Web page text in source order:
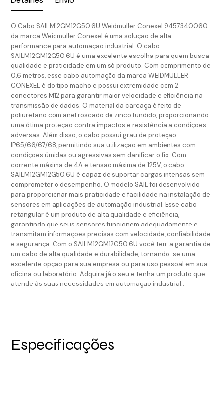
O Cabo SAILM12GM12G50.6U Weidmuller Conexel 9457340060
da marca Weidmuller Conexel é uma solução de alta
performance para automação industrial. O cabo
SAILM12GM12G50.6U é uma excelente escolha para quem busca
qualidade e praticidade em um só produto. Com comprimento de
0,6 metros, esse cabo automação da marca WEIDMULLER
CONEXEL é do tipo macho e possui extremidade com 2
conectores M12 para garantir maior velocidade e eficiência na
transmissão de dados. O material da carcaça é feito de
poliuretano com anel roscado de zinco fundido, proporcionando
uma ótima proteção contra impactos e resistência a condições
adversas. Além disso, o cabo possui grau de proteção
IP65/66/67/68, permitindo sua utilização em ambientes com
condições úmidas ou agressivas sem danificar o fio. Com
corrente máxima de 4A e tensão máxima de 125V, o cabo
SAILM12GM12G50.6U é capaz de suportar cargas intensas sem
comprometer o desempenho. O modelo SAIL foi desenvolvido
para proporcionar mais praticidade e facilidade na instalação de
sensores em aplicações de automação industrial. Esse cabo
retangular é um produto de alta qualidade e eficiência,
garantindo que seus sensores funcionem adequadamente e
transmitam informações precisas com velocidade, confiabilidade
e segurança. Com o SAILM12GM12G50.6U você tem a garantia de
um cabo de alta qualidade e durabilidade, tornando-se uma
excelente opção para sua empresa ou para uso pessoal em sua
oficina ou laboratório. Adquira já o seu e tenha um produto que
atende às suas necessidades em automação industrial..
Especificações